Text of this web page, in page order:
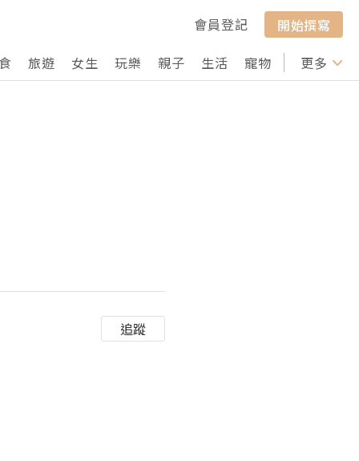
會員登記
開始撰寫
旅遊 女生 玩樂 親子 生活 寵物 行山 打卡
更多
追蹤